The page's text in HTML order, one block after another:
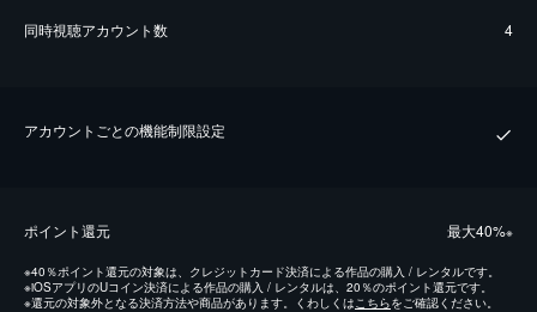
同時視聴アカウント数 4
アカウントごとの機能制限設定
ポイント還元 最⼤40%※
※40％ポイント還元の対象は、クレジットカード決済による作品の購入 / レンタルです。
※iOSアプリのUコイン決済による作品の購入 / レンタルは、20％のポイント還元です。
※還元の対象外となる決済方法や商品があります。くわしくはこちらをご確認ください。